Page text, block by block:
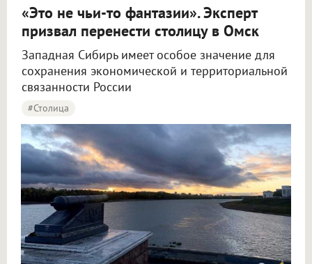
«Это не чьи-то фантазии». Эксперт
призвал перенести столицу в Омск
Западная Сибирь имеет особое значение для
сохранения экономической и территориальной
связанности России
#столица